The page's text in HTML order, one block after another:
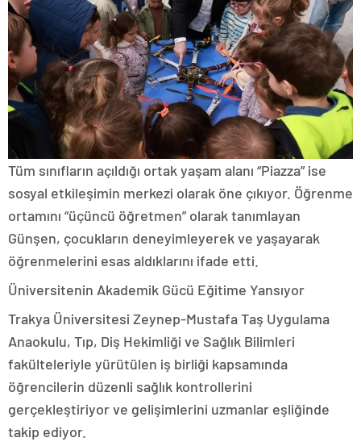
Tüm sınıfların açıldığı ortak yaşam alanı “Piazza” ise
sosyal etkileşimin merkezi olarak öne çıkıyor. Öğrenme
ortamını “üçüncü öğretmen” olarak tanımlayan
Günşen, çocukların deneyimleyerek ve yaşayarak
öğrenmelerini esas aldıklarını ifade etti.
Üniversitenin Akademik Gücü Eğitime Yansıyor
Trakya Üniversitesi Zeynep-Mustafa Taş Uygulama
Anaokulu, Tıp, Diş Hekimliği ve Sağlık Bilimleri
fakülteleriyle yürütülen iş birliği kapsamında
öğrencilerin düzenli sağlık kontrollerini
gerçekleştiriyor ve gelişimlerini uzmanlar eşliğinde
takip ediyor.